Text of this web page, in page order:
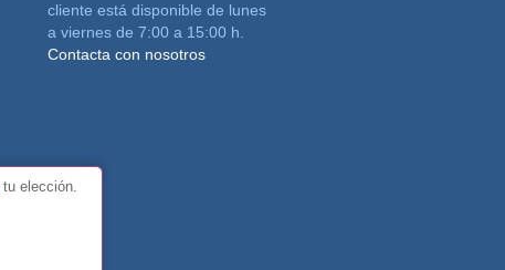
cliente está disponible de lunes
a viernes de 7:00 a 15:00 h.
Contacta con nosotros
tu elección.